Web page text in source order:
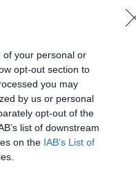
of your personal or
opt-out section to
you may
by us or personal
opt-out of the
list of downstream
on the IAB’s List of